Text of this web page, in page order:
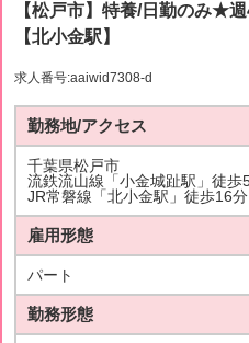
【松戸市】特養/日勤のみ★
【北小金駅】
求人番号:aaiwid7308-d
勤務地/アクセス
千葉県松戸市
流鉄流山線「小金城趾駅」徒歩
JR常磐線「北小金駅」徒歩16分
雇用形態
パート
勤務形態